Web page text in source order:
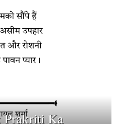
Prakriti Ka